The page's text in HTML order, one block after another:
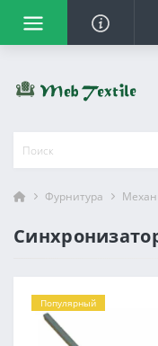
Фурнитура
Популярный